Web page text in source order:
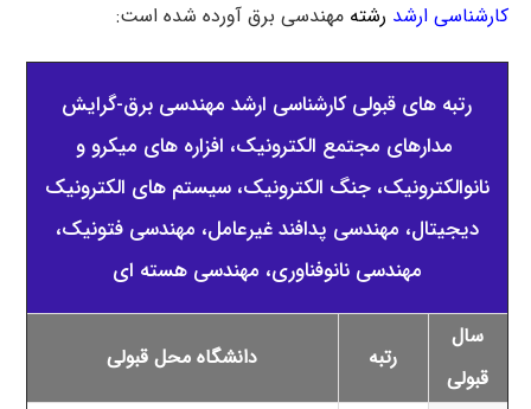
کارشناسی ارشد رشتهمهندسی برق آورده شده است:
رتبه های قبولی کارشناسی ارشد مهندسی برق-گرایش
مدارهای مجتمع الکترونیک، افزاره های میکرو و
نانوالکترونیک، جنگ الکترونیک، سیستم های الکترونیک
دیجیتال، مهندسی پدافند غیرعامل، مهندسی فتونیک،
مهندسی نانوفناوری، مهندسی هسته ای
سال
قبولی
رتبه دانشگاه محل قبولی